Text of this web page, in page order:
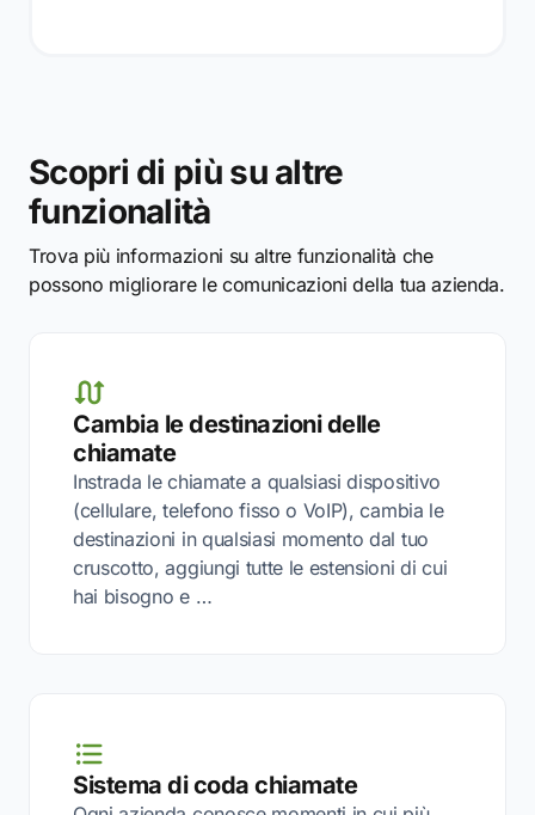
Scopri di più su altre
funzionalità
Trova più informazioni su altre funzionalità che
possono migliorare le comunicazioni della tua azienda.
Cambia le destinazioni delle
chiamate
Instrada le chiamate a qualsiasi dispositivo
(cellulare, telefono fisso o VoIP), cambia le
destinazioni in qualsiasi momento dal tuo
cruscotto, aggiungi tutte le estensioni di cui
hai bisogno e …
Sistema di coda chiamate